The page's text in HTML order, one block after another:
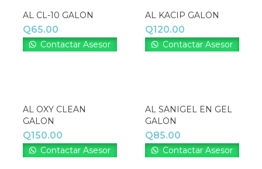
Acceso
AL CL-10 GALON
Q65.00
Contactar Asesor
AL KACIP GALON
Q120.00
Contactar Asesor
AL OXY CLEAN
GALON
Q150.00
Contactar Asesor
AL SANIGEL EN GEL
GALON
Q85.00
Contactar Asesor